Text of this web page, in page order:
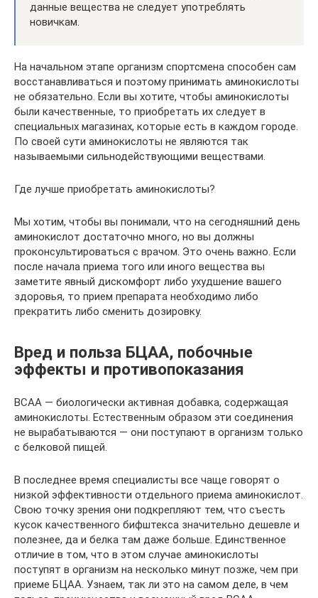
данные вещества не следует употреблять
новичкам.
На начальном этапе организм спортсмена способен сам
восстанавливаться и поэтому принимать аминокислоты
не обязательно. Если вы хотите, чтобы аминокислоты
были качественные, то приобретать их следует в
специальных магазинах, которые есть в каждом городе.
По своей сути аминокислоты не являются так
называемыми сильнодействующими веществами.
Где лучше приобретать аминокислоты?
Мы хотим, чтобы вы понимали, что на сегодняшний день
аминокислот достаточно много, но вы должны
проконсультироваться с врачом. Это очень важно. Если
после начала приема того или иного вещества вы
заметите явный дискомфорт либо ухудшение вашего
здоровья, то прием препарата необходимо либо
прекратить либо сменить дозировку.
Вред и польза БЦАА, побочные
эффекты и противопоказания
BCAA — биологически активная добавка, содержащая
аминокислоты. Естественным образом эти соединения
не вырабатываются — они поступают в организм только
с белковой пищей.
В последнее время специалисты все чаще говорят о
низкой эффективности отдельного приема аминокислот.
Свою точку зрения они подкрепляют тем, что съесть
кусок качественного бифштекса значительно дешевле и
полезнее, да и белка там даже больше. Единственное
отличие в том, что в этом случае аминокислоты
поступят в организм на несколько минут позже, чем при
приеме БЦАА. Узнаем, так ли это на самом деле, в чем